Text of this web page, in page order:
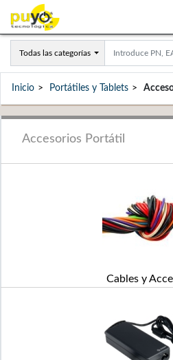
Todas las categorías
Inicio Portátiles y Tablets
Accesorios Portátil
Cables y